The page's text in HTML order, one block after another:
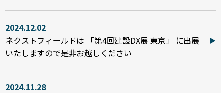
2024.12.02
ネクストフィールドは 「第4回建設DX展 東京」 に出展
いたしますので是非お越しください
2024.11.28